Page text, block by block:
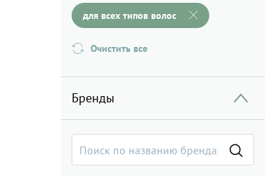
для всех типов волос
Очистить все
Бренды